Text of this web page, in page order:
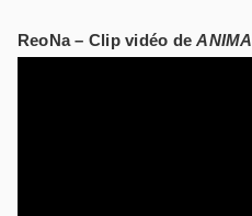
ReoNa – Clip vidéo deANIMA